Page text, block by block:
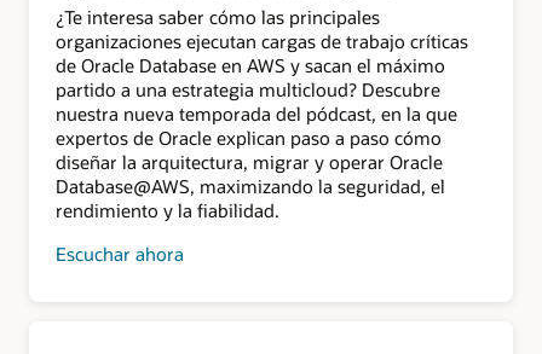
¿Te interesa saber cómo las principales
organizaciones ejecutan cargas de trabajo críticas
de Oracle Database en AWS y sacan el máximo
partido a una estrategia multicloud? Descubre
nuestra nueva temporada del pódcast, en la que
expertos de Oracle explican paso a paso cómo
diseñar la arquitectura, migrar y operar Oracle
Database@AWS, maximizando la seguridad, el
rendimiento y la fiabilidad.
Escuchar ahora